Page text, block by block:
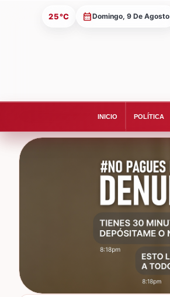
25°C Domingo, 9 De Agosto
INICIO POLÍTICA